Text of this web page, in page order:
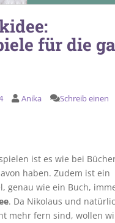
für die
Anika
Schreib einen
ist es wie bei
haben. Zudem ist ein
genau wie ein Buch,
. Da Nikolaus und
mehr fern sind, wollen